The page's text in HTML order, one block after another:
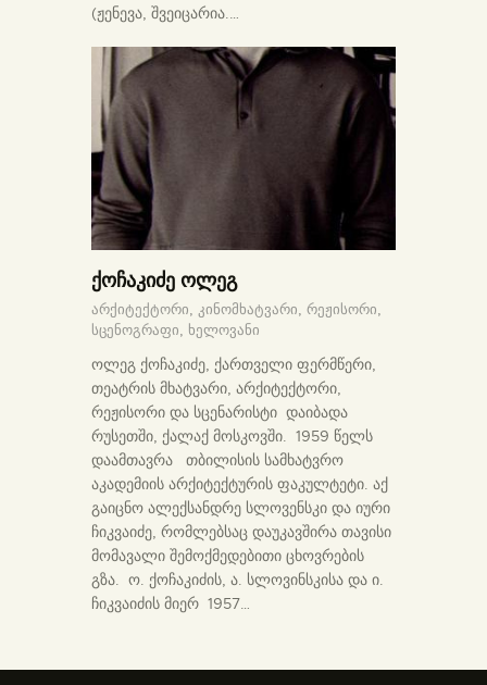
(ჟენევა, შვეიცარია.…
ქოჩაკიძე ოლეგ
არქიტექტორი, კინომხატვარი, რეჟისორი,
სცენოგრაფი, ხელოვანი
ოლეგ ქოჩაკიძე, ქართველი ფერმწერი,
თეატრის მხატვარი, არქიტექტორი,
რეჟისორი და სცენარისტი დაიბადა
რუსეთში, ქალაქ მოსკოვში. 1959 წელს
დაამთავრა თბილისის სამხატვრო
აკადემიის არქიტექტურის ფაკულტეტი. აქ
გაიცნო ალექსანდრე სლოვენსკი და იური
ჩიკვაიძე, რომლებსაც დაუკავშირა თავისი
მომავალი შემოქმედებითი ცხოვრების
გზა. ო. ქოჩაკიძის, ა. სლოვინსკისა და ი.
ჩიკვაიძის მიერ 1957…